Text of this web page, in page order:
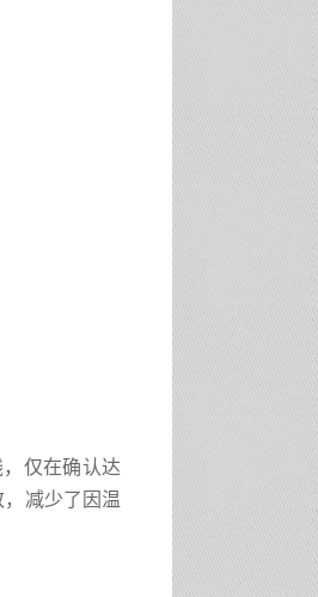
仅在确认达
减少了因温